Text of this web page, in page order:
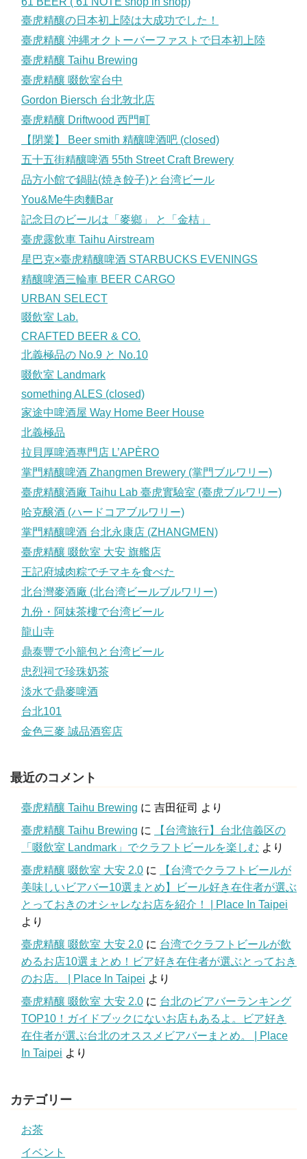
臺虎精釀の日本初上陸は大成功でした！
臺虎精釀 沖縄オクトーバーファストで日本初上陸
臺虎精釀 Taihu Brewing
臺虎精釀 啜飲室台中
Gordon Biersch 台北敦北店
臺虎精釀 Driftwood 西門町
【閉業】 Beer smith 精釀啤酒吧 (closed)
五十五街精釀啤酒 55th Street Craft Brewery
品方小館で鍋貼(焼き餃子)と台湾ビール
You&Me牛肉麵Bar
記念日のビールは「麥鄉」 と「金桔」
臺虎露飲車 Taihu Airstream
星巴克×臺虎精釀啤酒 STARBUCKS EVENINGS
精釀啤酒三輪車 BEER CARGO
URBAN SELECT
啜飲室 Lab.
CRAFTED BEER & CO.
北義極品の No.9 と No.10
啜飲室 Landmark
something ALES (closed)
家途中啤酒屋 Way Home Beer House
北義極品
拉貝厚啤酒專門店 L’APÈRO
掌門精釀啤酒 Zhangmen Brewery (掌門ブルワリー)
臺虎精釀酒廠 Taihu Lab 臺虎實驗室 (臺虎ブルワリー)
哈克醸酒 (ハードコアブルワリー)
掌門精釀啤酒 台北永康店 (ZHANGMEN)
臺虎精釀 啜飲室 大安 旗艦店
王記府城肉粽でチマキを食べた
北台灣麥酒廠 (北台湾ビールブルワリー)
九份・阿妹茶樓で台湾ビール
龍山寺
鼎泰豐で小籠包と台湾ビール
忠烈祠で珍珠奶茶
淡水で鼎麥啤酒
台北101
金色三麥 誠品酒窖店
最近のコメント
臺虎精釀 Taihu Brewing に 吉田征司 より
臺虎精釀 Taihu Brewing に
【台湾旅行】台北信義区の
「啜飲室 Landmark」でクラフトビールを楽しむ より
臺虎精釀 啜飲室 大安 2.0 に
【台湾でクラフトビールが
美味しいビアバー10選まとめ】ビール好き在住者が選ぶ
とっておきのオシャレなお店を紹介！ | Place In Taipei
より
臺虎精釀 啜飲室 大安 2.0 に 台湾でクラフトビールが飲
めるお店10選まとめ！ビア好き在住者が選ぶとっておき
のお店。 | Place In Taipei より
臺虎精釀 啜飲室 大安 2.0 に 台北のビアバーランキング
TOP10！ガイドブックにないお店もあるよ。ビア好き
在住者が選ぶ台北のオススメビアバーまとめ。 | Place
In Taipei より
カテゴリー
お茶
イベント